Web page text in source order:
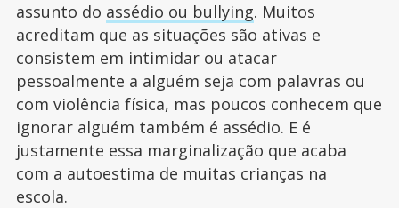
assunto do assédio ou bullying. Muitos
acreditam que as situações são ativas e
consistem em intimidar ou atacar
pessoalmente a alguém seja com palavras ou
com violência física, mas poucos conhecem que
ignorar alguém também é assédio. E é
justamente essa marginalização que acaba
com a autoestima de muitas crianças na
escola.